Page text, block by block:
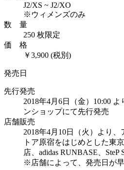
J2/XS ~ J2/XO
※ウィメンズのみ
数 量
250 枚限定
価 格
￥3,900 (税別)
発売日
先行発売
2018年4月6日（金）10:00
ンショップにて先行発売
店舗販売
2018年4月10日（火）より
トア原宿をはじめとした東
店、adidas RUNBASE、
※店舗によって、発売日が